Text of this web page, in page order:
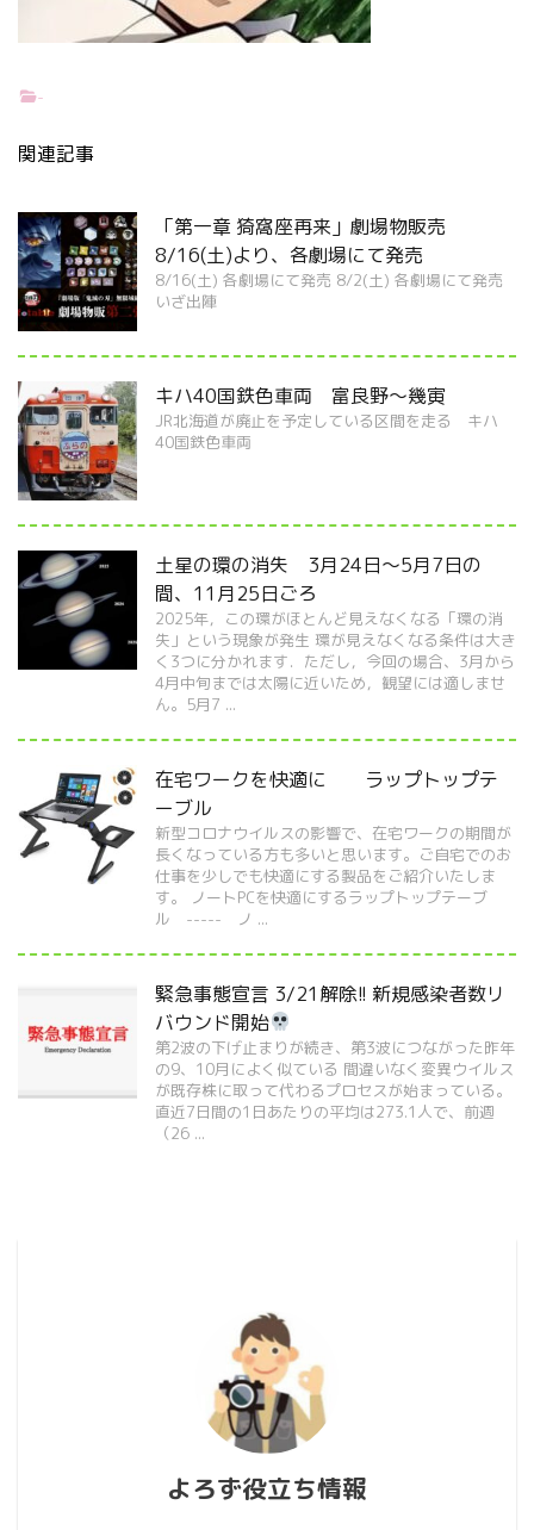
-
関連記事
「第一章 猗窩座再来」劇場物販売
8/16(土)より、各劇場にて発売
8/16(土) 各劇場にて発売 8/2(土) 各劇場にて発売
いざ出陣
キハ40国鉄色車両 富良野～幾寅
JR北海道が廃止を予定している区間を走る キハ
40国鉄色車両
土星の環の消失 3月24日～5月7日の
間、11月25日ごろ
2025年，この環がほとんど見えなくなる「環の消
失」という現象が発生 環が見えなくなる条件は大き
く3つに分かれます．ただし，今回の場合、3月から
4月中旬までは太陽に近いため，観望には適しませ
ん。5月7 ...
在宅ワークを快適に ラップトップテ
ーブル
新型コロナウイルスの影響で、在宅ワークの期間が
長くなっている方も多いと思います。ご自宅でのお
仕事を少しでも快適にする製品をご紹介いたしま
す。 ノートPCを快適にするラップトップテーブ
ル ----- ノ ...
緊急事態宣言 3/21解除!! 新規感染者数リ
バウンド開始
第2波の下げ止まりが続き、第3波につながった昨年
の9、10月によく似ている 間違いなく変異ウイルス
が既存株に取って代わるプロセスが始まっている。
直近7日間の1日あたりの平均は273.1人で、前週
（26 ...
よろず役立ち情報